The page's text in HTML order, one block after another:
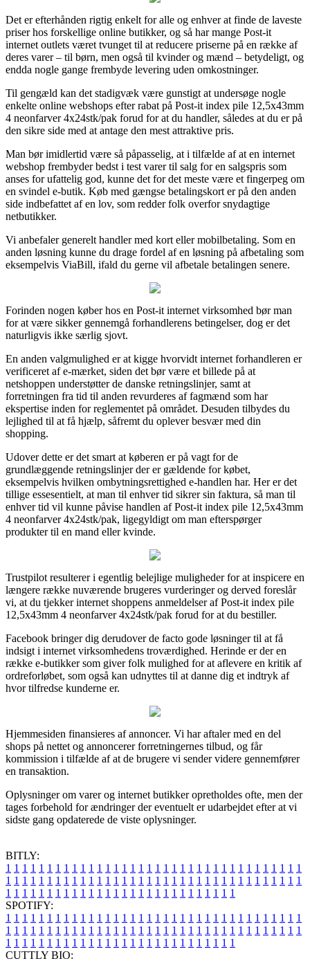
Det er efterhånden rigtig enkelt for alle og enhver at finde de laveste
priser hos forskellige online butikker, og så har mange Post-it
internet outlets været tvunget til at reducere priserne på en række af
deres varer – til børn, men også til kvinder og mænd – betydeligt, og
endda nogle gange frembyde levering uden omkostninger.
Til gengæld kan det stadigvæk være gunstigt at undersøge nogle
enkelte online webshops efter rabat på Post-it index pile 12,5x43mm
4 neonfarver 4x24stk/pak forud for at du handler, således at du er på
den sikre side med at antage den mest attraktive pris.
Man bør imidlertid være så påpasselig, at i tilfælde af at en internet
webshop frembyder bedst i test varer til salg for en salgspris som
anses for ufattelig god, kunne det for det meste være et fingerpeg om
en svindel e-butik. Køb med gængse betalingskort er på den anden
side indbefattet af en lov, som redder folk overfor snydagtige
netbutikker.
Vi anbefaler generelt handler med kort eller mobilbetaling. Som en
anden løsning kunne du drage fordel af en løsning på afbetaling som
eksempelvis ViaBill, ifald du gerne vil afbetale betalingen senere.
Forinden nogen køber hos en Post-it internet virksomhed bør man
for at være sikker gennemgå forhandlerens betingelser, dog er det
naturligvis ikke særlig sjovt.
En anden valgmulighed er at kigge hvorvidt internet forhandleren er
verificeret af e-mærket, siden det bør være et billede på at
netshoppen understøtter de danske retningslinjer, samt at
forretningen fra tid til anden revurderes af fagmænd som har
ekspertise inden for reglementet på området. Desuden tilbydes du
lejlighed til at få hjælp, såfremt du oplever besvær med din
shopping.
Udover dette er det smart at køberen er på vagt for de
grundlæggende retningslinjer der er gældende for købet,
eksempelvis hvilken ombytningsrettighed e-handlen har. Her er det
tillige essesentielt, at man til enhver tid sikrer sin faktura, så man til
enhver tid vil kunne påvise handlen af Post-it index pile 12,5x43mm
4 neonfarver 4x24stk/pak, ligegyldigt om man efterspørger
produkter til en mand eller kvinde.
Trustpilot resulterer i egentlig belejlige muligheder for at inspicere en
længere række nuværende brugeres vurderinger og derved foreslår
vi, at du tjekker internet shoppens anmeldelser af Post-it index pile
12,5x43mm 4 neonfarver 4x24stk/pak forud for at du bestiller.
Facebook bringer dig derudover de facto gode løsninger til at få
indsigt i internet virksomhedens troværdighed. Herinde er der en
række e-butikker som giver folk mulighed for at aflevere en kritik af
ordreforløbet, som også kan udnyttes til at danne dig et indtryk af
hvor tilfredse kunderne er.
Hjemmesiden finansieres af annoncer. Vi har aftaler med en del
shops på nettet og annoncerer forretningernes tilbud, og får
kommission i tilfælde af at de brugere vi sender videre gennemfører
en transaktion.
Oplysninger om varer og internet butikker opretholdes ofte, men der
tages forbehold for ændringer der eventuelt er udarbejdet efter at vi
sidste gang opdaterede de viste oplysninger.
BITLY:
1 1 1 1 1 1 1 1 1 1 1 1 1 1 1 1 1 1 1 1 1 1 1 1 1 1 1 1 1 1 1 1 1 1 1 1
1 1 1 1 1 1 1 1 1 1 1 1 1 1 1 1 1 1 1 1 1 1 1 1 1 1 1 1 1 1 1 1 1 1 1 1
1 1 1 1 1 1 1 1 1 1 1 1 1 1 1 1 1 1 1 1 1 1 1 1 1 1 1 1
SPOTIFY:
1 1 1 1 1 1 1 1 1 1 1 1 1 1 1 1 1 1 1 1 1 1 1 1 1 1 1 1 1 1 1 1 1 1 1 1
1 1 1 1 1 1 1 1 1 1 1 1 1 1 1 1 1 1 1 1 1 1 1 1 1 1 1 1 1 1 1 1 1 1 1 1
1 1 1 1 1 1 1 1 1 1 1 1 1 1 1 1 1 1 1 1 1 1 1 1 1 1 1 1
CUTTLY BIO: